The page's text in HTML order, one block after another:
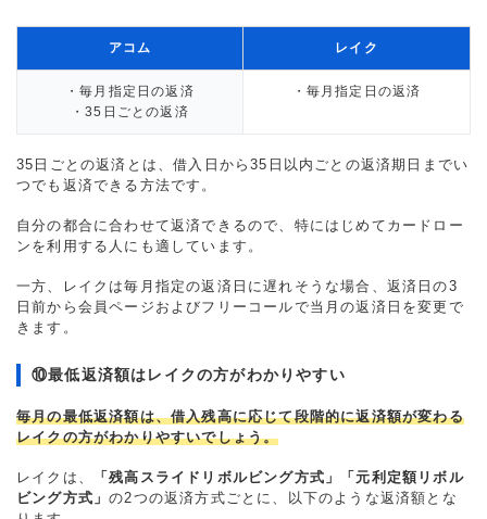
アコム レイク
・毎月指定日の返済
・35日ごとの返済
・毎月指定日の返済
35日ごとの返済とは、借入日から35日以内ごとの返済期日までい
つでも返済できる方法です。
自分の都合に合わせて返済できるので、特にはじめてカードロー
ンを利用する人にも適しています。
一方、レイクは毎月指定の返済日に遅れそうな場合、返済日の3
日前から会員ページおよびフリーコールで当月の返済日を変更で
きます。
⑩最低返済額はレイクの方がわかりやすい
毎月の最低返済額は、借入残高に応じて段階的に返済額が変わる
レイクの方がわかりやすいでしょう。
レイクは、
「残高スライドリボルビング方式」「元利定額リボル
ビング方式」の2つの返済方式ごとに、以下のような返済額とな